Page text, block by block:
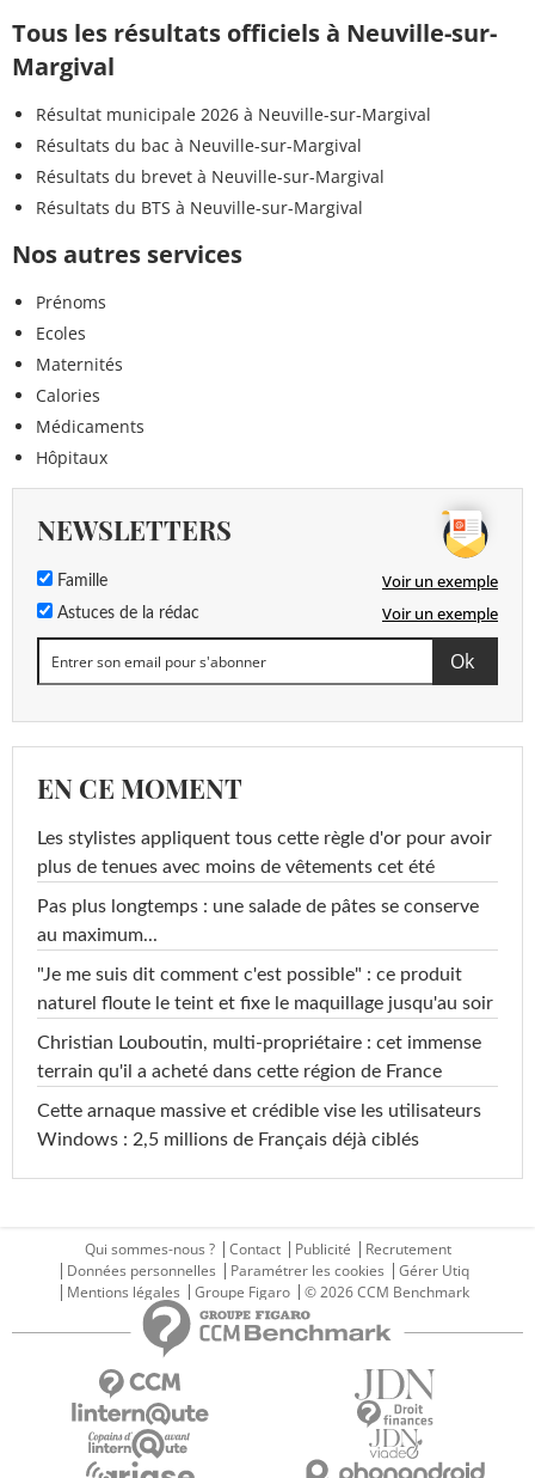
Tous les résultats officiels à Neuville-sur-
Margival
Résultat municipale 2026 à Neuville-sur-Margival
Résultats du bac à Neuville-sur-Margival
Résultats du brevet à Neuville-sur-Margival
Résultats du BTS à Neuville-sur-Margival
Nos autres services
Prénoms
Ecoles
Maternités
Calories
Médicaments
Hôpitaux
NEWSLETTERS
Famille Voir un exemple
Astuces de la rédac Voir un exemple
EN CE MOMENT
Les stylistes appliquent tous cette règle d'or pour avoir
plus de tenues avec moins de vêtements cet été
Pas plus longtemps : une salade de pâtes se conserve
au maximum...
"Je me suis dit comment c'est possible" : ce produit
naturel floute le teint et fixe le maquillage jusqu'au soir
Christian Louboutin, multi-propriétaire : cet immense
terrain qu'il a acheté dans cette région de France
Cette arnaque massive et crédible vise les utilisateurs
Windows : 2,5 millions de Français déjà ciblés
Qui sommes-nous ? Contact Publicité
Recrutement
Données personnelles
Paramétrer les cookies
Gérer Utiq
Mentions légales
Groupe Figaro © 2026 CCM Benchmark